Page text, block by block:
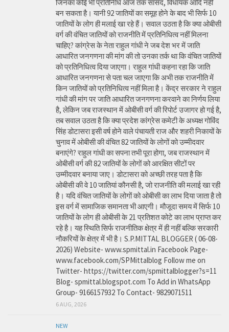
जिनका कोई भी प्रतिनिधि आज तक सांसद, विधायक आदि नहीं
बन सकता है। यानी 92 जातियों का समूह होने के बाद भी सिर्फ 10
जातियों के लोग ही मलाई खा रहे हैं। सवाल उठता है कि क्या ओबीसी
वर्ग की वंचित जातियों को राजनीति में प्रतिनिधित्व नहीं मिलना
चाहिए? कांग्रेस के नेता राहुल गांधी ने जब देश भर में जाति
आधारित जनगणना की मांग की तो उनका तर्क था कि वंचित जातियों
को प्रतिनिधित्व दिया जाएगा। राहुल गांधी कहना रहा कि जाति
आधारित जनगणना से पता चल जाएगा कि अभी तक राजनीति में
किन जातियों को प्रतिनिधित्व नहीं मिला है। केंद्र सरकार ने राहुल
गांधी की मांग पर जाति आधारित जनगणना करवाने का निर्णय लिया
है, लेकिन जब राजस्थान में ओबीसी वर्ग की रिपोर्ट उजागर हो गई है,
तब सवाल उठता है कि क्या प्रदेश कांग्रेस कमेटी के अध्यक्ष गोविंद
सिंह डोटासरा इसी वर्ष होने वाले पंचायती राज और शहरी निकायों के
चुनाव में ओबीसी की वंचित 82 जातियों के लोगों को उम्मीदवार
बनाएंगे? राहुल गांधी का सपना तभी पूरा होगा, जब राजस्थान में
ओबीसी वर्ग की 82 जातियों के लोगों को आरक्षित सीटों पर
उम्मीदवार बनाया जाए। डोटासरा को अच्छी तरह पता है कि
ओबीसी की वे 10 जातियां कौनसी है, जो राजनीति की मलाई खा रही
है। यदि वंचित जातियों के लोगों को ओबीसी का लाभ दिया जाता है तो
इस वर्ग में सामाजिक समानता भी आएगी। मौजूदा समय में सिर्फ 10
जातियों के लोग ही ओबीसी के 21 प्रतिशत कोटे का लाभ प्राप्त कर
रहे है। यह स्थिति सिर्फ राजनीतिक क्षेत्र में ही नहीं बल्कि सरकारी
नौकरियों के क्षेत्र में भी है। S.P.MITTAL BLOGGER ( 06-08-
2026) Website- www.spmittal.in Facebook Page-
www.facebook.com/SPMittalblog Follow me on
Twitter- https://twitter.com/spmittalblogger?s=11
Blog- spmittal.blogspot.com To Add in WhatsApp
Group- 9166157932 To Contact- 9829071511
6 AUG, 2026
NEW